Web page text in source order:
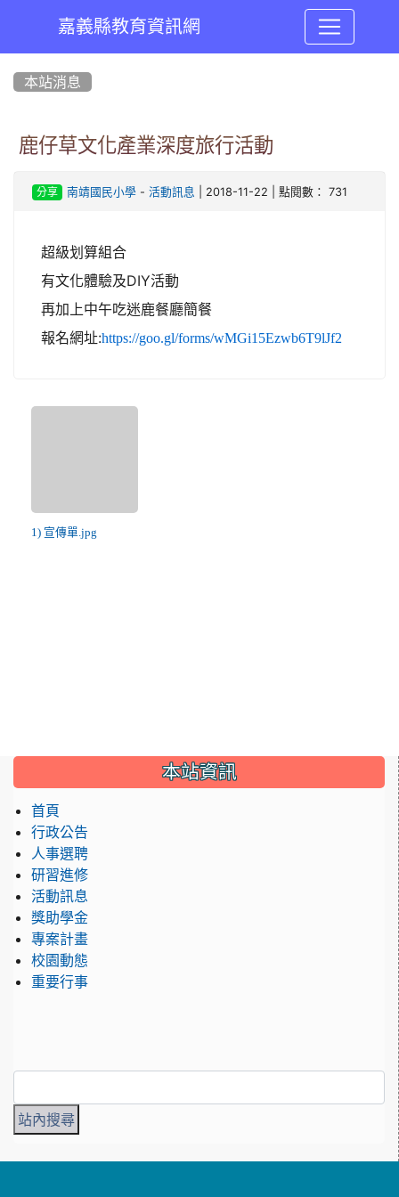
嘉義縣教育資訊網
本站消息
鹿仔草文化產業深度旅行活動
分享 南靖國民小學- 活動訊息 | 2018-11-22 | 點閱數： 731
超級划算組合
有文化體驗及DIY活動
再加上中午吃迷鹿餐廳簡餐
報名網址:https://goo.gl/forms/wMGi15Ezwb6T9lJf2
1) 宣傳單.jpg
::: 本站資訊
首頁
行政公告
人事選聘
研習進修
活動訊息
獎助學金
專案計畫
校園動態
重要行事